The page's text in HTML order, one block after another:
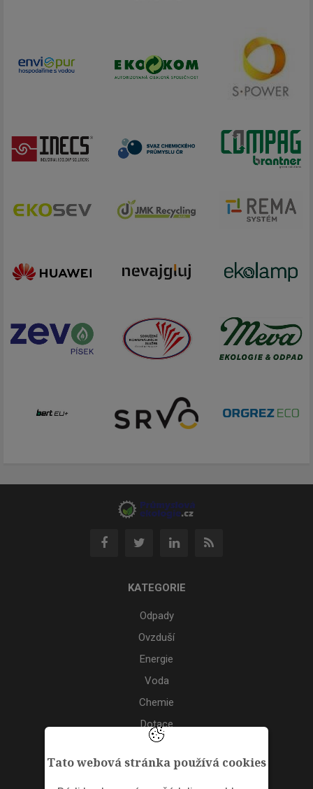
Tato webová stránka používá cookies
KATEGORIE
Odpady
Ovzduší
Energie
Voda
Chemie
Dotace
Akce